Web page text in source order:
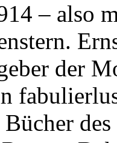
– also
der